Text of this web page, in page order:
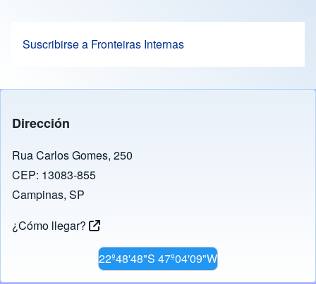
Suscribirse a Fronteiras Internas
Dirección
Rua Carlos Gomes, 250
CEP: 13083-855
Campinas, SP
¿Cómo llegar?
22º48'48"S 47º04'09"W